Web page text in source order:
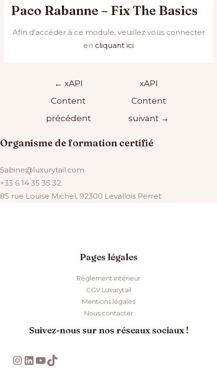
Paco Rabanne – Fix The Basics
Afin d'accéder à ce module, veuillez vous connecter
en cliquant ici
l’article
← xAPI
Content
précédent
xAPI
Content
suivant →
Organisme de formation certifié
Sabine@luxurytail.com
+33 6 14 35 35 32
85 rue Louise Michel, 92300 Levallois Perret
Pages légales
Règlement intérieur
CGV Luxurytail
Mentions légales
Nous contacter
Suivez-nous sur nos réseaux sociaux !
Instagram
LinkedIn
YouTube
TikTok